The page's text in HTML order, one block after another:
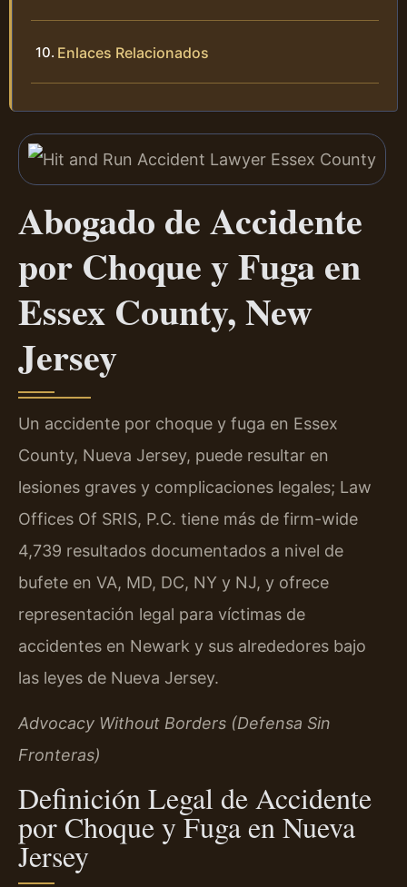
Enlaces Relacionados
Abogado de Accidente
por Choque y Fuga en
Essex County, New
Jersey
Un accidente por choque y fuga en Essex
County, Nueva Jersey, puede resultar en
lesiones graves y complicaciones legales; Law
Offices Of SRIS, P.C. tiene más de firm-wide
4,739 resultados documentados a nivel de
bufete en VA, MD, DC, NY y NJ, y ofrece
representación legal para víctimas de
accidentes en Newark y sus alrededores bajo
las leyes de Nueva Jersey.
Advocacy Without Borders (Defensa Sin
Fronteras)
Definición Legal de Accidente
por Choque y Fuga en Nueva
Jersey